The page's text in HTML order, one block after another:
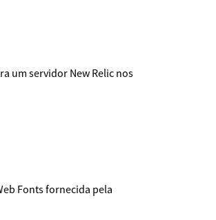
um servidor New Relic nos
Fonts fornecida pela